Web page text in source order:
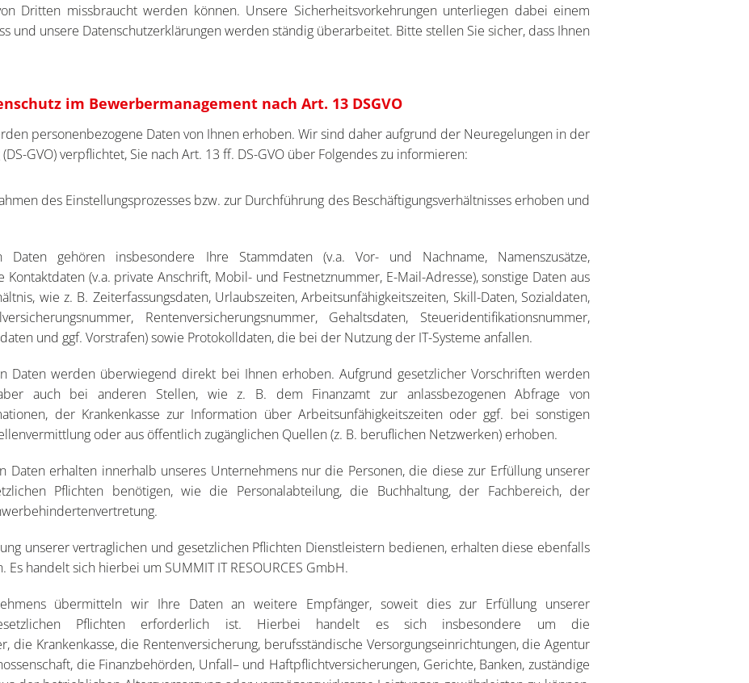
Dritten missbraucht werden können. Unsere Sicherheitsvorkehrungen unterliegen dabei einem
und unsere Datenschutzerklärungen werden ständig überarbeitet. Bitte stellen Sie sicher, dass Ihnen
im Bewerbermanagement nach Art. 13 DSGVO
personenbezogene Daten von Ihnen erhoben. Wir sind daher aufgrund der Neuregelungen in der
GVO) verpflichtet, Sie nach Art. 13 ff. DS-GVO über Folgendes zu informieren:
des Einstellungsprozesses bzw. zur Durchführung des Beschäftigungsverhältnisses erhoben und
gehören insbesondere Ihre Stammdaten (v.a. Vor- und Nachname, Namenszusätze,
Kontaktdaten (v.a. private Anschrift, Mobil- und Festnetznummer, E-Mail-Adresse), sonstige Daten aus
wie z. B. Zeiterfassungsdaten, Urlaubszeiten, Arbeitsunfähigkeitszeiten, Skill-Daten, Sozialdaten,
Rentenversicherungsnummer, Gehaltsdaten, Steueridentifikationsnummer,
und ggf. Vorstrafen) sowie Protokolldaten, die bei der Nutzung der IT-Systeme anfallen.
Daten werden überwiegend direkt bei Ihnen erhoben. Aufgrund gesetzlicher Vorschriften werden
auch bei anderen Stellen, wie z. B. dem Finanzamt zur anlassbezogenen Abfrage von
der Krankenkasse zur Information über Arbeitsunfähigkeitszeiten oder ggf. bei sonstigen
oder aus öffentlich zugänglichen Quellen (z. B. beruflichen Netzwerken) erhoben.
Daten erhalten innerhalb unseres Unternehmens nur die Personen, die diese zur Erfüllung unserer
Pflichten benötigen, wie die Personalabteilung, die Buchhaltung, der Fachbereich, der
unserer vertraglichen und gesetzlichen Pflichten Dienstleistern bedienen, erhalten diese ebenfalls
handelt sich hierbei um SUMMIT IT RESOURCES GmbH.
übermitteln wir Ihre Daten an weitere Empfänger, soweit dies zur Erfüllung unserer
Pflichten erforderlich ist. Hierbei handelt es sich insbesondere um die
die Krankenkasse, die Rentenversicherung, berufsständische Versorgungseinrichtungen, die Agentur
die Finanzbehörden, Unfall– und Haftpflichtversicherungen, Gerichte, Banken, zuständige